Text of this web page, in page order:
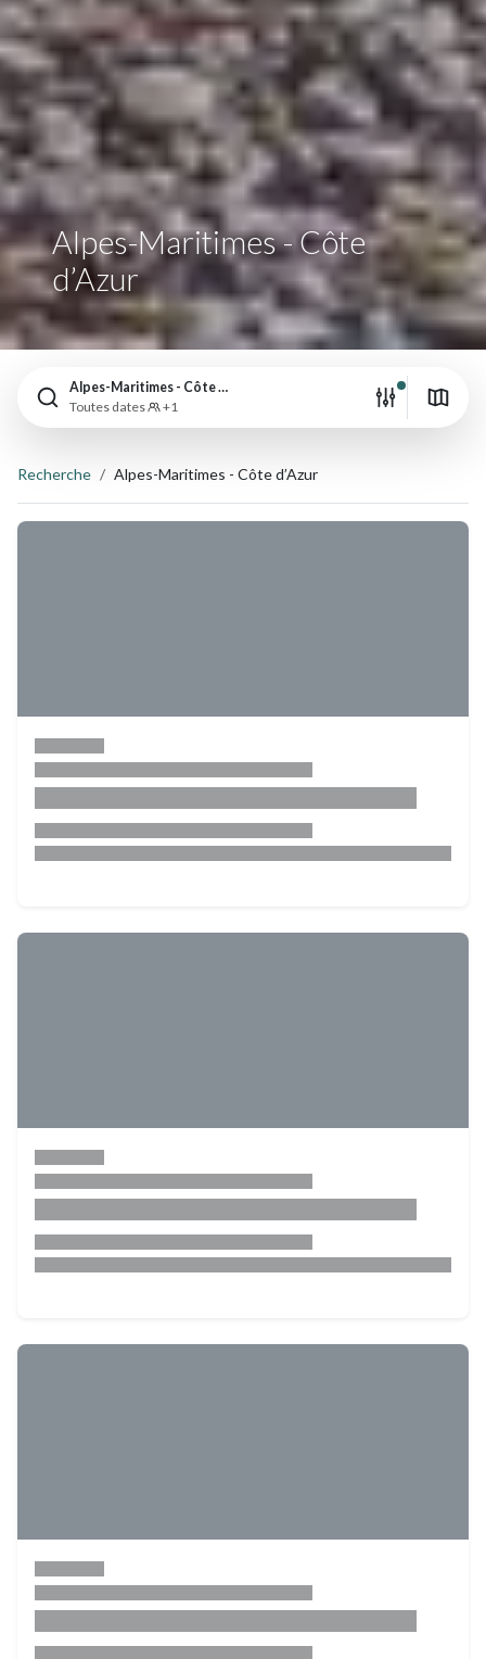
Alpes-Maritimes - Côte
d’Azur
Alpes-Maritimes - Côte d’Azur
Toutes dates
+1
Recherche Alpes-Maritimes - Côte d’Azur